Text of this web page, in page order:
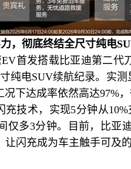
，彻底终结全尺寸纯电
EV首发搭载比亚迪第二代
纯电SUV续航纪录。实
况下达成率依然高达97%
充技术，实现5分钟从10%
多3分钟。目前，
比亚
闪充成为车主触手可及的